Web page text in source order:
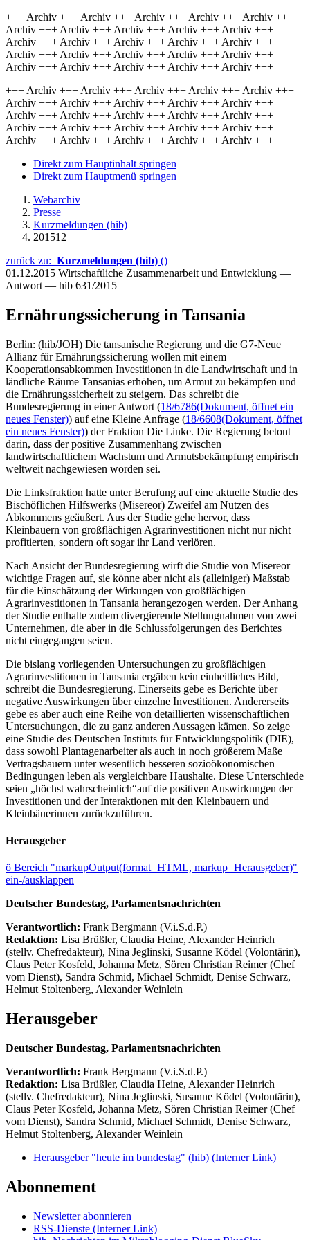
+++ Archiv +++ Archiv +++ Archiv +++ Archiv +++ Archiv +++
Archiv +++ Archiv +++ Archiv +++ Archiv +++ Archiv +++
Archiv +++ Archiv +++ Archiv +++ Archiv +++ Archiv +++
Archiv +++ Archiv +++ Archiv +++ Archiv +++ Archiv +++
Archiv +++ Archiv +++ Archiv +++ Archiv +++ Archiv +++
+++ Archiv +++ Archiv +++ Archiv +++ Archiv +++ Archiv +++
Archiv +++ Archiv +++ Archiv +++ Archiv +++ Archiv +++
Archiv +++ Archiv +++ Archiv +++ Archiv +++ Archiv +++
Archiv +++ Archiv +++ Archiv +++ Archiv +++ Archiv +++
Archiv +++ Archiv +++ Archiv +++ Archiv +++ Archiv +++
Direkt zum Hauptinhalt springen
Direkt zum Hauptmenü springen
Webarchiv
Presse
Kurzmeldungen (hib)
201512
zurück zu: Kurzmeldungen (hib) ()
01.12.2015 Wirtschaftliche Zusammenarbeit und Entwicklung —
Antwort — hib 631/2015
Ernährungssicherung in Tansania
Berlin: (hib/JOH) Die tansanische Regierung und die G7-Neue
Allianz für Ernährungssicherung wollen mit einem
Kooperationsabkommen Investitionen in die Landwirtschaft und in
ländliche Räume Tansanias erhöhen, um Armut zu bekämpfen und
die Ernährungssicherheit zu steigern. Das schreibt die
Bundesregierung in einer Antwort (18/6786(Dokument, öffnet ein
neues Fenster)) auf eine Kleine Anfrage (18/6608(Dokument, öffnet
ein neues Fenster)) der Fraktion Die Linke. Die Regierung betont
darin, dass der positive Zusammenhang zwischen
landwirtschaftlichem Wachstum und Armutsbekämpfung empirisch
weltweit nachgewiesen worden sei.
Die Linksfraktion hatte unter Berufung auf eine aktuelle Studie des
Bischöflichen Hilfswerks (Misereor) Zweifel am Nutzen des
Abkommens geäußert. Aus der Studie gehe hervor, dass
Kleinbauern von großflächigen Agrarinvestitionen nicht nur nicht
profitierten, sondern oft sogar ihr Land verlören.
Nach Ansicht der Bundesregierung wirft die Studie von Misereor
wichtige Fragen auf, sie könne aber nicht als (alleiniger) Maßstab
für die Einschätzung der Wirkungen von großflächigen
Agrarinvestitionen in Tansania herangezogen werden. Der Anhang
der Studie enthalte zudem divergierende Stellungnahmen von zwei
Unternehmen, die aber in die Schlussfolgerungen des Berichtes
nicht eingegangen seien.
Die bislang vorliegenden Untersuchungen zu großflächigen
Agrarinvestitionen in Tansania ergäben kein einheitliches Bild,
schreibt die Bundesregierung. Einerseits gebe es Berichte über
negative Auswirkungen über einzelne Investitionen. Andererseits
gebe es aber auch eine Reihe von detaillierten wissenschaftlichen
Untersuchungen, die zu ganz anderen Aussagen kämen. So zeige
eine Studie des Deutschen Instituts für Entwicklungspolitik (DIE),
dass sowohl Plantagenarbeiter als auch in noch größerem Maße
Vertragsbauern unter wesentlich besseren sozioökonomischen
Bedingungen leben als vergleichbare Haushalte. Diese Unterschiede
seien „höchst wahrscheinlich“auf die positiven Auswirkungen der
Investitionen und der Interaktionen mit den Kleinbauern und
Kleinbäuerinnen zurückzuführen.
Herausgeber
ö Bereich "markupOutput(format=HTML, markup=Herausgeber)"
ein-/ausklappen
Deutscher Bundestag, Parlamentsnachrichten
Verantwortlich: Frank Bergmann (V.i.S.d.P.)
Redaktion: Lisa Brüßler, Claudia Heine, Alexander Heinrich
(stellv. Chefredakteur), Nina Jeglinski, Susanne Ködel (Volontärin),
Claus Peter Kosfeld, Johanna Metz, Sören Christian Reimer (Chef
vom Dienst), Sandra Schmid, Michael Schmidt, Denise Schwarz,
Helmut Stoltenberg, Alexander Weinlein
Herausgeber
Deutscher Bundestag, Parlamentsnachrichten
Verantwortlich: Frank Bergmann (V.i.S.d.P.)
Redaktion: Lisa Brüßler, Claudia Heine, Alexander Heinrich
(stellv. Chefredakteur), Nina Jeglinski, Susanne Ködel (Volontärin),
Claus Peter Kosfeld, Johanna Metz, Sören Christian Reimer (Chef
vom Dienst), Sandra Schmid, Michael Schmidt, Denise Schwarz,
Helmut Stoltenberg, Alexander Weinlein
Herausgeber "heute im bundestag" (hib) (Interner Link)
Abonnement
Newsletter abonnieren
RSS-Dienste (Interner Link)